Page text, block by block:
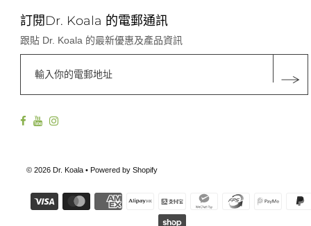
訂閱Dr. Koala 的電郵通訊
跟貼 Dr. Koala 的最新優惠及產品資訊
© 2026 Dr. Koala• Powered by Shopify